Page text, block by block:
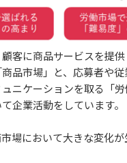
客に商品サービスを提
品市場」と、応募者や
ニケーションを取る「
企業活動をしています。
場において大きな変化